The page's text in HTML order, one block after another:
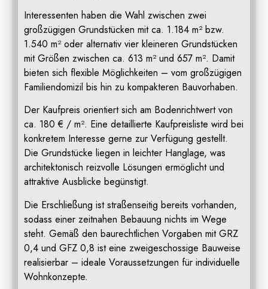
Interessenten haben die Wahl zwischen zwei
großzügigen Grundstücken mit ca. 1.184 m² bzw.
1.540 m² oder alternativ vier kleineren Grundstücken
mit Größen zwischen ca. 613 m² und 657 m². Damit
bieten sich flexible Möglichkeiten – vom großzügigen
Familiendomizil bis hin zu kompakteren Bauvorhaben.
Der Kaufpreis orientiert sich am Bodenrichtwert von
ca. 180 € / m². Eine detaillierte Kaufpreisliste wird bei
konkretem Interesse gerne zur Verfügung gestellt.
Die Grundstücke liegen in leichter Hanglage, was
architektonisch reizvolle Lösungen ermöglicht und
attraktive Ausblicke begünstigt.
Die Erschließung ist straßenseitig bereits vorhanden,
sodass einer zeitnahen Bebauung nichts im Wege
steht. Gemäß den baurechtlichen Vorgaben mit GRZ
0,4 und GFZ 0,8 ist eine zweigeschossige Bauweise
realisierbar – ideale Voraussetzungen für individuelle
Wohnkonzepte.